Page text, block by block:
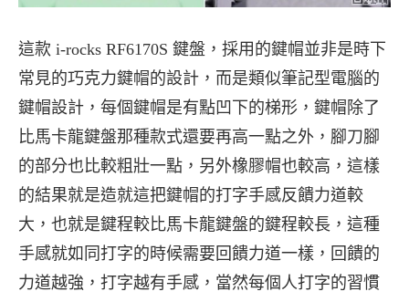
這款 i-rocks RF6170S 鍵盤，採用的鍵帽並非是時下
常見的巧克力鍵帽的設計，而是類似筆記型電腦的
鍵帽設計，每個鍵帽是有點凹下的梯形，鍵帽除了
比馬卡龍鍵盤那種款式還要再高一點之外，腳刀腳
的部分也比較粗壯一點，另外橡膠帽也較高，這樣
的結果就是造就這把鍵帽的打字手感反饋力道較
大，也就是鍵程較比馬卡龍鍵盤的鍵程較長，這種
手感就如同打字的時候需要回饋力道一樣，回饋的
力道越強，打字越有手感，當然每個人打字的習慣